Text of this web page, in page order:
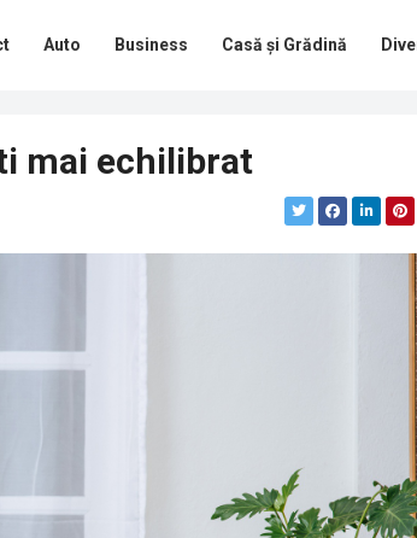
Auto Business Casă și Grădină
mai echilibrat